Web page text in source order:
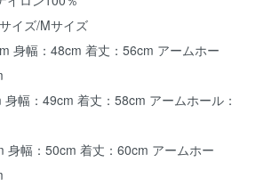
イズ/Mサイズ
身幅：48cm 着丈：56cm アームホー
幅：49cm 着丈：58cm アームホール：
幅：50cm 着丈：60cm アームホー